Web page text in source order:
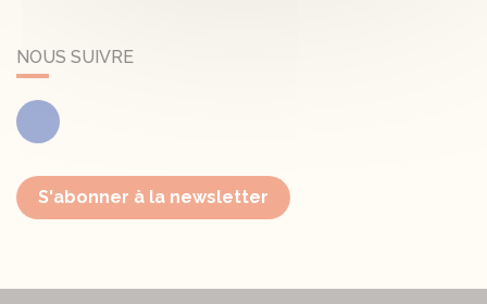
NOUS SUIVRE
Facebook
S'abonner à la newsletter